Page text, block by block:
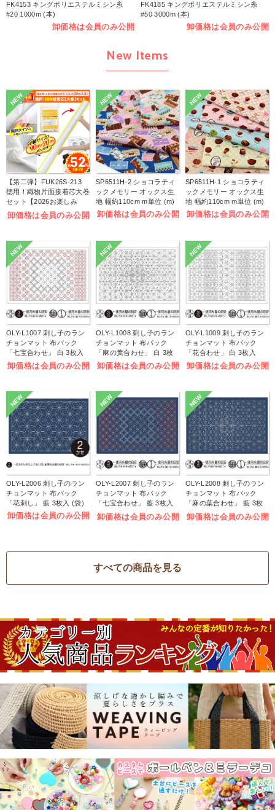
FK4153 キングポリエステルミシン糸
#20 1000m (本)
卸価格は会員のみ公開
FK4185 キングポリエステルミシン糸
#50 3000m (本)
卸価格は会員のみ公開
New Items
NEW
【第二弾】FUK26S-213
徳用！織物片面接着芯大巻
セット【2026お楽しみ
袋】(袋)
卸価格は会員のみ公開
NEW
SP6511H-2 ショコラティ
ックメモリー オックス生
地 幅約110cm m単位 (m)
卸価格は会員のみ公開
NEW
SP6511H-1 ショコラティ
ックメモリー オックス生
地 幅約110cm m単位 (m)
卸価格は会員のみ公開
NEW
OLY-L1007 刺し子のラン
チョンマット 布パック
「七宝合わせ」 白 3枚入
(袋)
卸価格は会員のみ公開
NEW
OLY-L1008 刺し子のラン
チョンマット 布パック
「麻の葉合わせ」 白 3枚
入 (袋)
卸価格は会員のみ公開
NEW
OLY-L1009 刺し子のラン
チョンマット 布パック
「花合わせ」 白 3枚入
(袋)
卸価格は会員のみ公開
NEW
OLY-L2006 刺し子のラン
チョンマット 布パック
「花刺し」 藍 3枚入 (袋)
卸価格は会員のみ公開
NEW
OLY-L2007 刺し子のラン
チョンマット 布パック
「七宝合わせ」 藍 3枚入
(袋)
卸価格は会員のみ公開
NEW
OLY-L2008 刺し子のラン
チョンマット 布パック
「麻の葉合わせ」 藍 3枚
入 (袋)
卸価格は会員のみ公開
すべての商品を見る